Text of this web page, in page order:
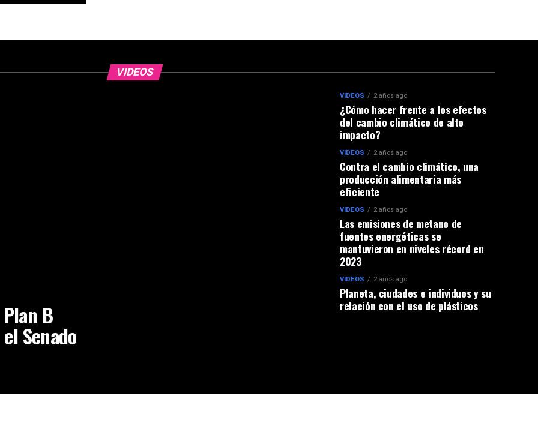
VIDEOS
B
Senado
VIDEOS 2 años ago
¿Cómo hacer frente a los efectos
del cambio climático de alto
impacto?
VIDEOS 2 años ago
Contra el cambio climático, una
producción alimentaria más
eficiente
VIDEOS 2 años ago
Las emisiones de metano de
fuentes energéticas se
mantuvieron en niveles récord en
2023
VIDEOS 2 años ago
Planeta, ciudades e individuos y su
relación con el uso de plásticos